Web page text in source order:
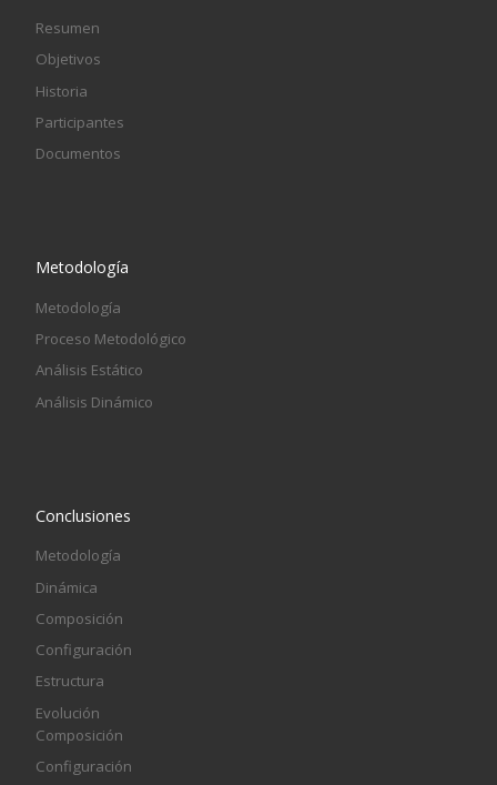
Resumen
Objetivos
Historia
Participantes
Documentos
Metodología
Metodología
Proceso Metodológico
Análisis Estático
Análisis Dinámico
Conclusiones
Metodología
Dinámica
Composición
Configuración
Estructura
Evolución
Composición
Configuración